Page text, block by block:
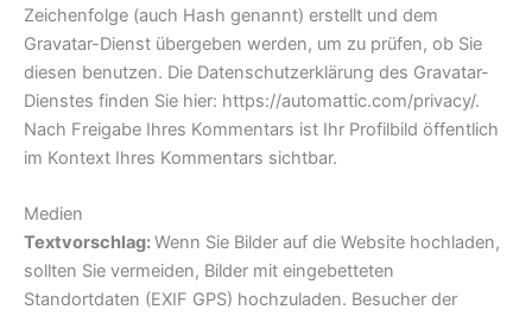
Zeichenfolge (auch Hash genannt) erstellt und dem
Gravatar-Dienst übergeben werden, um zu prüfen, ob Sie
diesen benutzen. Die Datenschutzerklärung des Gravatar-
Dienstes finden Sie hier: https://automattic.com/privacy/.
Nach Freigabe Ihres Kommentars ist Ihr Profilbild öffentlich
im Kontext Ihres Kommentars sichtbar.
Medien
Textvorschlag:Wenn Sie Bilder auf die Website hochladen,
sollten Sie vermeiden, Bilder mit eingebetteten
Standortdaten (EXIF GPS) hochzuladen. Besucher der